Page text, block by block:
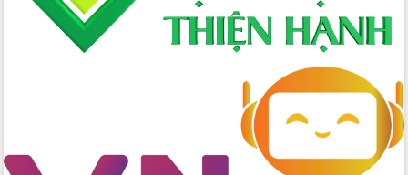
Triển khai đồng bộ đo đạc, lập hồ sơ
địa chính, hoàn thiện cơ sở dữ liệu đất
Đắk Lắk đẩy mạnh nuôi biển công